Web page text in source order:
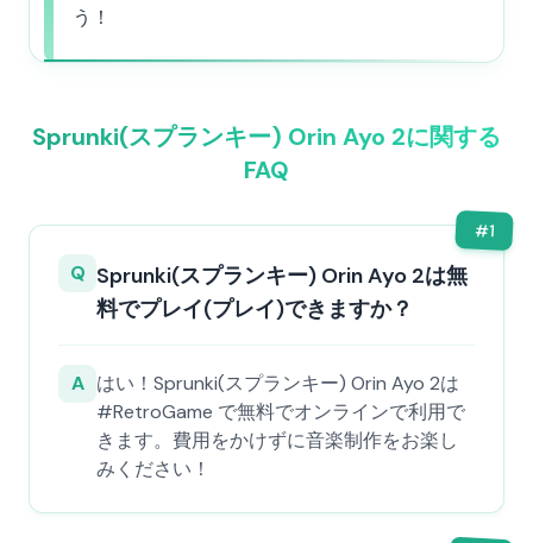
う！
Sprunki(スプランキー) Orin Ayo 2に関する
FAQ
#1
Q Sprunki(スプランキー) Orin Ayo 2は無
料でプレイ(プレイ)できますか？
A はい！Sprunki(スプランキー) Orin Ayo 2は
#RetroGame で無料でオンラインで利用で
きます。費用をかけずに音楽制作をお楽し
みください！